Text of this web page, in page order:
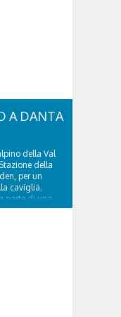
A DANTA
della Val
della
per un
caviglia.
parte di una